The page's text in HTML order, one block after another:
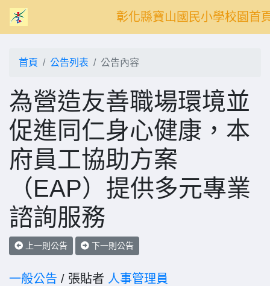
彰化縣寶山國民小學校園首
首頁 公告列表 公告內容
為營造友善職場環境並
促進同仁身心健康，本
府員工協助方案
（EAP）提供多元專業
諮詢服務
上一則公告 下一則公告
一般公告 / 張貼者 人事管理員